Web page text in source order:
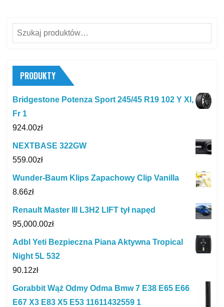
Szukaj:
PRODUKTY
Bridgestone Potenza Sport 245/45 R19 102 Y Xl,
Fr 1
924.00zł
NEXTBASE 322GW
559.00zł
Wunder-Baum Klips Zapachowy Clip Vanilla
8.66zł
Renault Master III L3H2 LIFT tył napęd
95,000.00zł
Adbl Yeti Bezpieczna Piana Aktywna Tropical
Night 5L 532
90.12zł
Gorabbit Wąż Odmy Odma Bmw 7 E38 E65 E66
E67 X3 E83 X5 E53 11611432559 1